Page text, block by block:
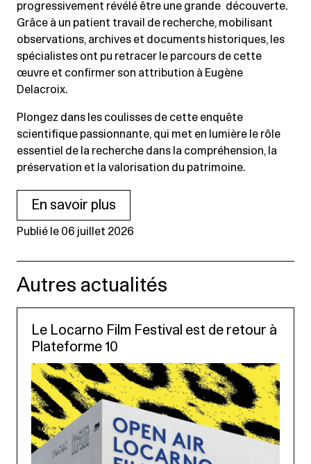
progressivement révélé être une grande découverte.
Grâce à un patient travail de recherche, mobilisant
observations, archives et documents historiques, les
spécialistes ont pu retracer le parcours de cette
œuvre et confirmer son attribution à Eugène
Delacroix.
Plongez dans les coulisses de cette enquête
scientifique passionnante, qui met en lumière le rôle
essentiel de la recherche dans la compréhension, la
préservation et la valorisation du patrimoine.
En savoir plus
Publié le 06 juillet 2026
Autres actualités
Le Locarno Film Festival est de retour à
Plateforme 10